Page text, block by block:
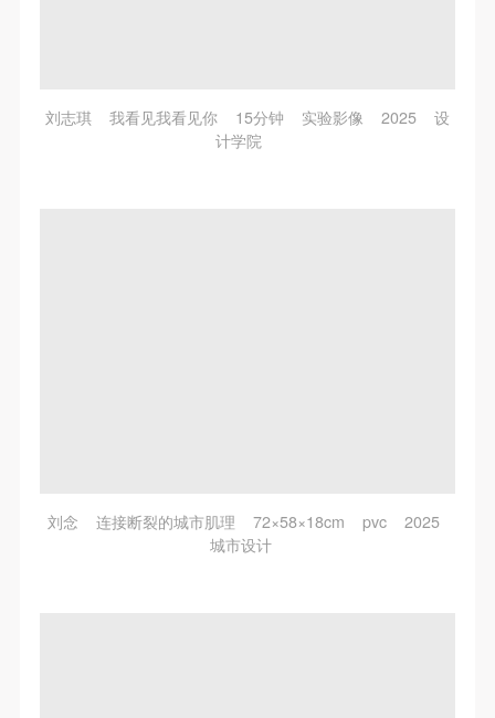
刘志琪 我看见我看见你 15分钟 实验影像 2025 设
计学院
刘念 连接断裂的城市肌理 72×58×18cm pvc 2025
城市设计